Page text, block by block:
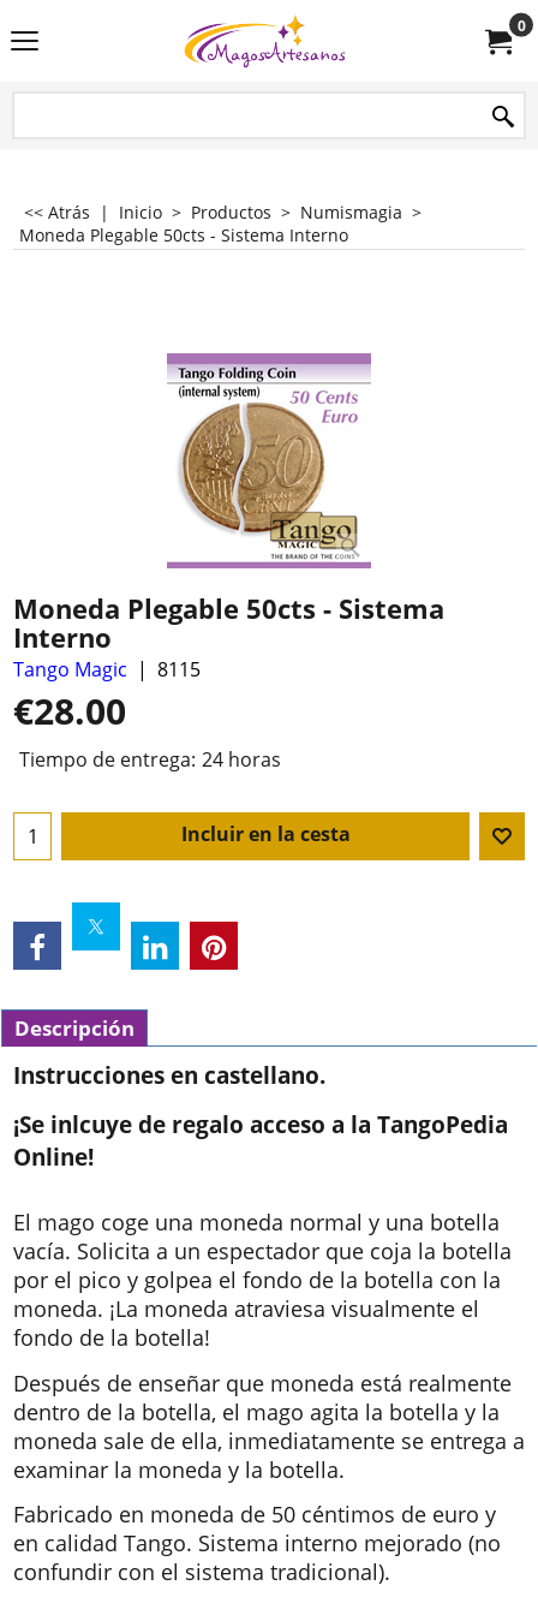
0
<< Atrás | Inicio > Productos > Numismagia >
Moneda Plegable 50cts - Sistema Interno
Moneda Plegable 50cts - Sistema
Interno
Tango Magic 8115
€28.00
Tiempo de entrega: 24 horas
Incluir en la cesta
Descripción
Instrucciones en castellano.
¡Se inlcuye de regalo acceso a la TangoPedia
Online!
El mago coge una moneda normal y una botella
vacía. Solicita a un espectador que coja la botella
por el pico y golpea el fondo de la botella con la
moneda. ¡La moneda atraviesa visualmente el
fondo de la botella!
Después de enseñar que moneda está realmente
dentro de la botella, el mago agita la botella y la
moneda sale de ella, inmediatamente se entrega a
examinar la moneda y la botella.
Fabricado en moneda de 50 céntimos de euro y
en calidad Tango. Sistema interno mejorado (no
confundir con el sistema tradicional).